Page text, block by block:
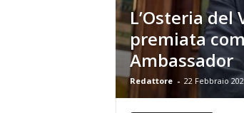
L’Osteria del
premiata
Ambassador
Redattore - 22 Febbraio